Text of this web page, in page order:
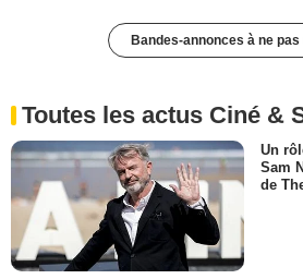
Bandes-annonces à ne
Toutes les actus Ciné &
Un
Sam
de